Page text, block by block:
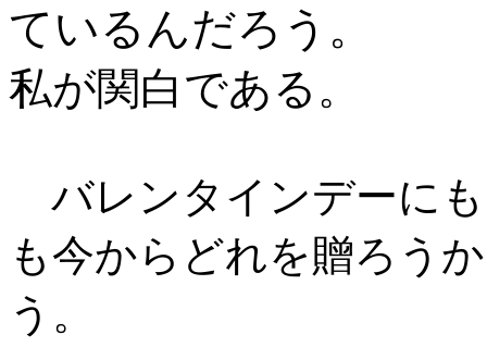
ているんだろう。
私が関白である 。
バレンタインデーに
も今からどれを贈ろう
う。